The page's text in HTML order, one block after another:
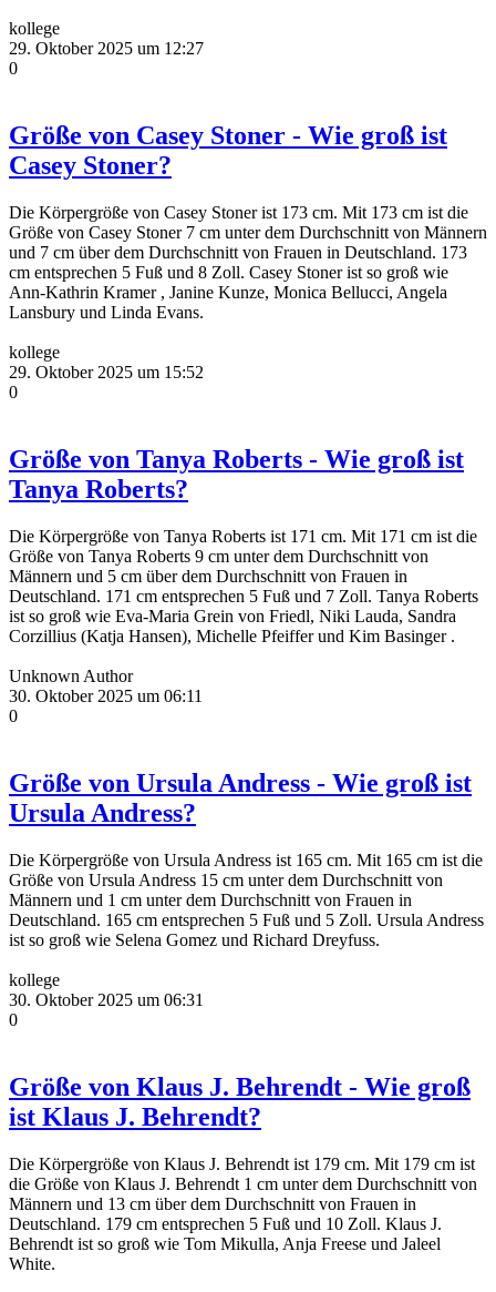
kollege
29. Oktober 2025 um 12:27
0
Größe von Casey Stoner - Wie groß ist
Casey Stoner?
Die Körpergröße von Casey Stoner ist 173 cm. Mit 173 cm ist die
Größe von Casey Stoner 7 cm unter dem Durchschnitt von Männern
und 7 cm über dem Durchschnitt von Frauen in Deutschland. 173
cm entsprechen 5 Fuß und 8 Zoll. Casey Stoner ist so groß wie
Ann-Kathrin Kramer , Janine Kunze, Monica Bellucci, Angela
Lansbury und Linda Evans.
kollege
29. Oktober 2025 um 15:52
0
Größe von Tanya Roberts - Wie groß ist
Tanya Roberts?
Die Körpergröße von Tanya Roberts ist 171 cm. Mit 171 cm ist die
Größe von Tanya Roberts 9 cm unter dem Durchschnitt von
Männern und 5 cm über dem Durchschnitt von Frauen in
Deutschland. 171 cm entsprechen 5 Fuß und 7 Zoll. Tanya Roberts
ist so groß wie Eva-Maria Grein von Friedl, Niki Lauda, Sandra
Corzillius (Katja Hansen), Michelle Pfeiffer und Kim Basinger .
Unknown Author
30. Oktober 2025 um 06:11
0
Größe von Ursula Andress - Wie groß ist
Ursula Andress?
Die Körpergröße von Ursula Andress ist 165 cm. Mit 165 cm ist die
Größe von Ursula Andress 15 cm unter dem Durchschnitt von
Männern und 1 cm unter dem Durchschnitt von Frauen in
Deutschland. 165 cm entsprechen 5 Fuß und 5 Zoll. Ursula Andress
ist so groß wie Selena Gomez und Richard Dreyfuss.
kollege
30. Oktober 2025 um 06:31
0
Größe von Klaus J. Behrendt - Wie groß
ist Klaus J. Behrendt?
Die Körpergröße von Klaus J. Behrendt ist 179 cm. Mit 179 cm ist
die Größe von Klaus J. Behrendt 1 cm unter dem Durchschnitt von
Männern und 13 cm über dem Durchschnitt von Frauen in
Deutschland. 179 cm entsprechen 5 Fuß und 10 Zoll. Klaus J.
Behrendt ist so groß wie Tom Mikulla, Anja Freese und Jaleel
White.